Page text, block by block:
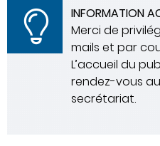
INFORMATION
Merci de
mails et par
L’accueil du
rendez-vous
secrétariat.